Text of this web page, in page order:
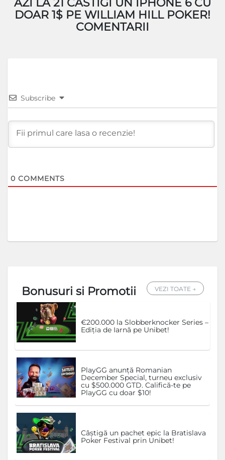
AZI LA 21 CASTIGI UN IPHONE 6 CU
DOAR 1$ PE WILLIAM HILL POKER!
COMENTARII
Subscribe
0 COMMENTS
Bonusuri si Promotii VEZI TOATE →
€200.000 la Slobberknocker Series –
Ediția de Iarnă pe Unibet!
PlayGG anunță Romanian
December Special, turneu exclusiv
cu $500.000 GTD. Califică-te pe
PlayGG cu doar $10!
Câștigă un pachet epic la Bratislava
Poker Festival prin Unibet!